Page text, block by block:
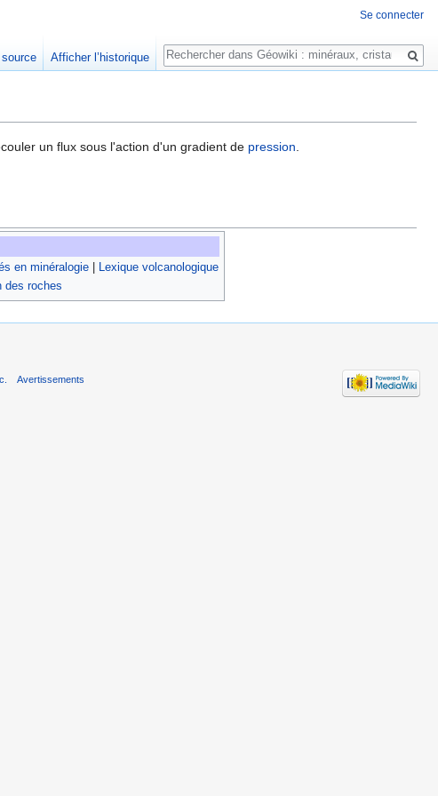
un flux sous l'action d'un gradient de pression.
en minéralogie
Lexique volcanologique
des roches
Se connecter
Afficher l’historique
Rechercher
Avertissements